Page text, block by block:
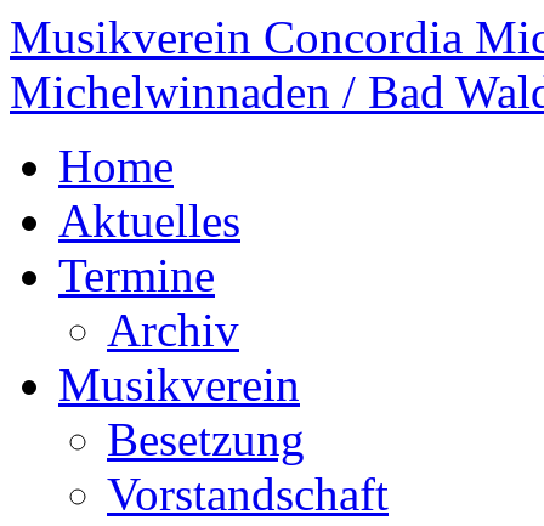
Musikverein Concordia
Michelwinnaden / Bad
Home
Aktuelles
Termine
Archiv
Musikverein
Besetzung
Vorstandschaft